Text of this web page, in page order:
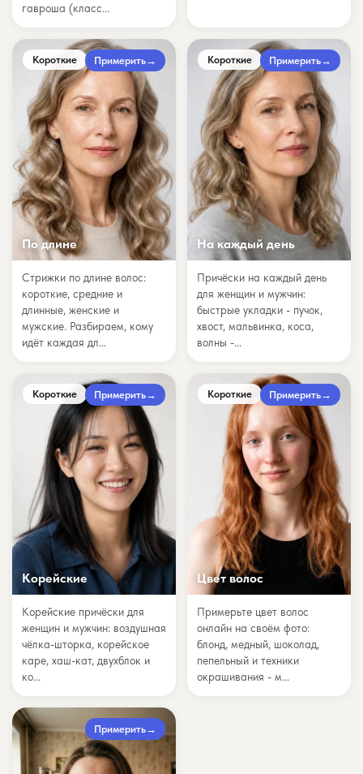
гавроша (класс...
Короткие Примерить→
По длине
Стрижки по длине волос:
короткие, средние и
длинные, женские и
мужские. Разбираем, кому
идёт каждая дл...
Короткие Примерить→
На каждый день
Причёски на каждый день
для женщин и мужчин:
быстрые укладки - пучок,
хвост, мальвинка, коса,
волны -...
Короткие Примерить→
Корейские
Корейские причёски для
женщин и мужчин: воздушная
чёлка-шторка, корейское
каре, хаш-кат, двухблок и
ко...
Короткие Примерить→
Цвет волос
Примерьте цвет волос
онлайн на своём фото:
блонд, медный, шоколад,
пепельный и техники
окрашивания - м...
Примерить→